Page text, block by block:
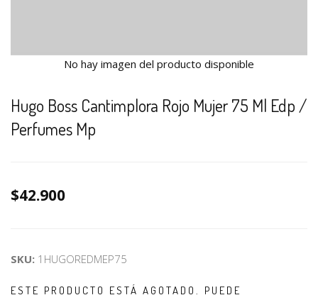
No hay imagen del producto disponible
Hugo Boss Cantimplora Rojo Mujer 75 Ml Edp /
Perfumes Mp
$42.900
SKU: 1HUGOREDMEP75
ESTE PRODUCTO ESTÁ AGOTADO. PUEDE